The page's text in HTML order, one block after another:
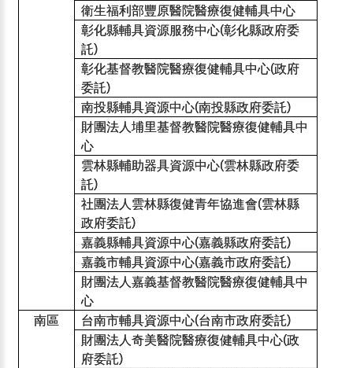
衛生福利部豐原醫院醫療復健輔具中心
彰化縣輔具資源服務中心(彰化縣政府委
託)
彰化基督教醫院醫療復健輔具中心(政府
委託)
南投縣輔具資源中心(南投縣政府委託)
財團法人埔里基督教醫院醫療復健輔具中
心
雲林縣輔助器具資源中心(雲林縣政府委
託)
社團法人雲林縣復健青年協進會(雲林縣
政府委託)
嘉義縣輔具資源中心(嘉義縣政府委託)
嘉義市輔具資源中心(嘉義市政府委託)
財團法人嘉義基督教醫院醫療復健輔具中
心
南區
台南市輔具資源中心(台南市政府委託)
財團法人奇美醫院醫療復健輔具中心(政
府委託)